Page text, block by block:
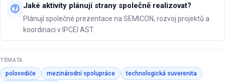
Jaké aktivity plánují strany společně realizovat?
Plánují společné prezentace na SEMICON, rozvoj projektů a
koordinaci v IPCEI AST.
TÉMATA
polovodiče mezinárodní spolupráce
technologická suverenita